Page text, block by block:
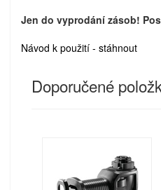
Jen do vyprodání zásob!
Návod k použití - stáhnout
Doporučené